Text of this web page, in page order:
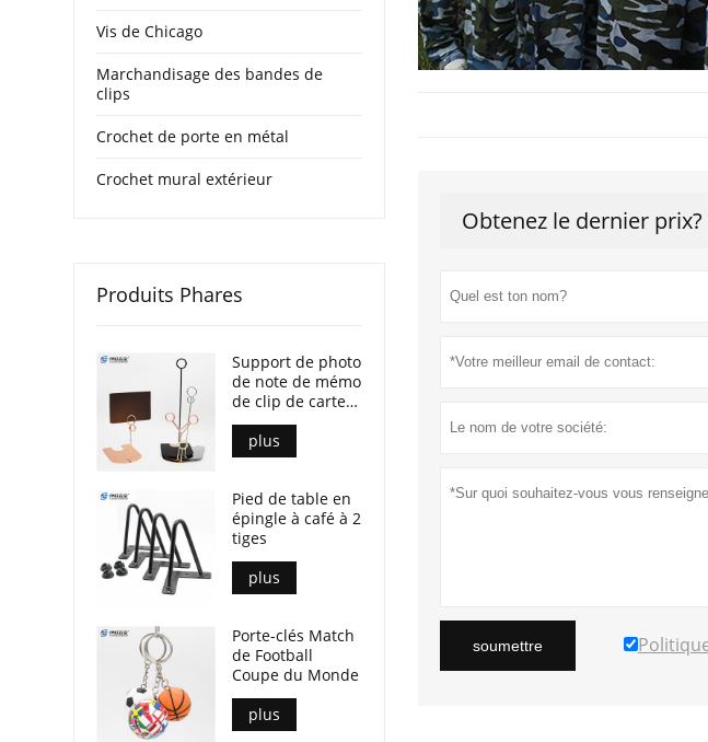
Obtenez le dernier
soumettre
Vis de Chicago
Marchandisage des bandes de
clips
Crochet de porte en métal
Crochet mural extérieur
Produits Phares
Support de photo
de note de mémo
de clip de carte
de publicité POP
plus
Pied de table en
épingle à café à 2
tiges
plus
Porte-clés Match
de Football
Coupe du Monde
plus